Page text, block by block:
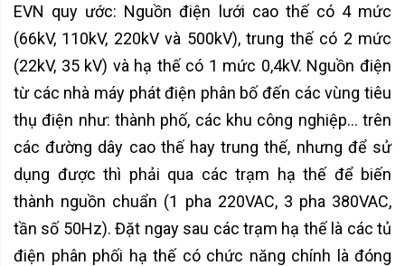
EVN quy ước: Nguồn điện lưới cao thế có 4 mức
(66kV, 110kV, 220kV và 500kV), trung thế có 2 mức
(22kV, 35 kV) và hạ thế có 1 mức 0,4kV. Nguồn điện
từ các nhà máy phát điện phân bố đến các vùng tiêu
thụ điện như: thành phố, các khu công nghiệp… trên
các đường dây cao thế hay trung thế, nhưng để sử
dụng được thì phải qua các trạm hạ thế để biến
thành nguồn chuẩn (1 pha 220VAC, 3 pha 380VAC,
tần số 50Hz). Đặt ngay sau các trạm hạ thế là các tủ
điện phân phối hạ thế có chức năng chính là đóng